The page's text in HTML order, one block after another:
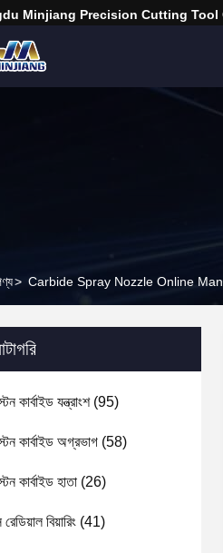
Minjiang Precision Cutting Tool
> Carbide Spray Nozzle Online
কার্বাইড যন্ত্রাংশ(95)
কার্বাইড অগ্রভাগ (58)
কার্বাইড হাতা (26)
রেডিয়াল বিয়ারিং (41)